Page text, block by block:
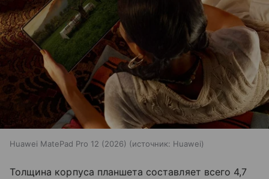
Huawei MatePad Pro 12 (2026) источник: Huawei
Толщина корпуса планшета составляет всего 4,7